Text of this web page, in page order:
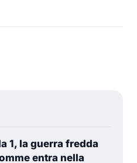
1, la guerra fredda
entra nella